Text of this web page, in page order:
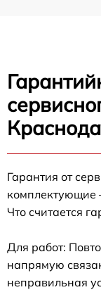
Гарантия от
комплектующие
Что считается
Для работ:
напрямую
неправильная